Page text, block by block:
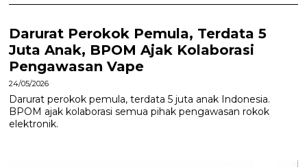
Darurat Perokok Pemula, Terdata 5
Juta Anak, BPOM Ajak Kolaborasi
Pengawasan Vape
24/05/2026
Darurat perokok pemula, terdata 5 juta anak Indonesia.
BPOM ajak kolaborasi semua pihak pengawasan rokok
elektronik.